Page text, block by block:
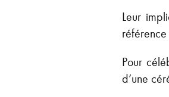
Leur
Pour
d’une